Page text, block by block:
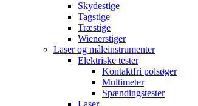
Skydestige
Tagstige
Træstige
Wienerstiger
Laser og måleinstrumenter
Elektriske tester
Kontaktfri polsøger
Multimeter
Spændingstester
Laser